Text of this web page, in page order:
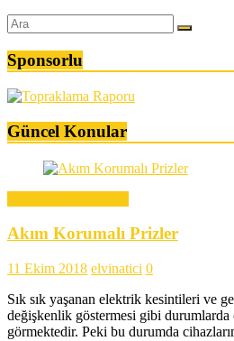
Sponsorlu
Güncel Konular
Akım Korumalı Prizler
11 Ekim 2018 elvinatici 0
Sık sık yaşanan elektrik kesintileri ve
değişkenlik göstermesi gibi durumlarda
görmektedir. Peki bu durumda